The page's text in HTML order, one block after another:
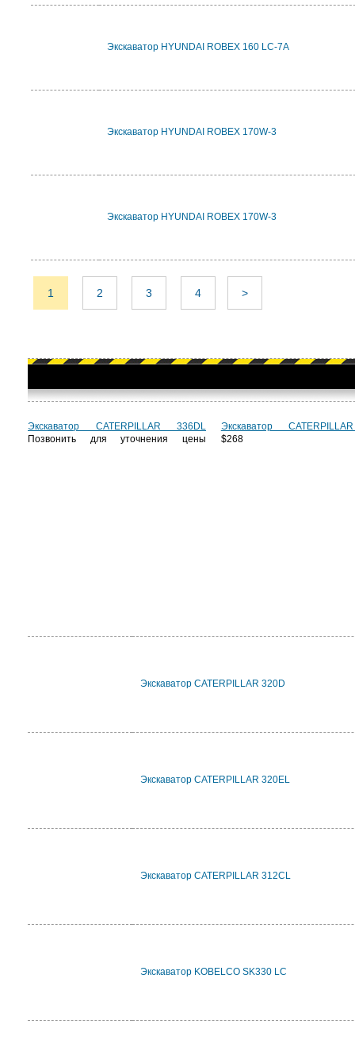
Экскаватор HYUNDAI ROBEX 160 LC-7A
Экскаватор HYUNDAI ROBEX 170W-3
Экскаватор HYUNDAI ROBEX 170W-3
1 2 3 4 >
Экскаватор CATERPILLAR 336DL
Позвонить для уточнения цены
Экскаватор
$268
Экскаватор CATERPILLAR 320D
Экскаватор CATERPILLAR 320EL
Экскаватор CATERPILLAR 312CL
Экскаватор KOBELCO SK330 LC